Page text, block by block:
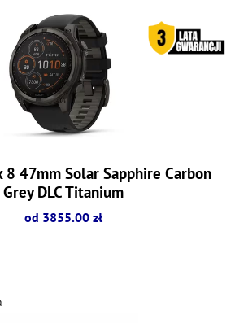
8 47mm Solar Sapphire Carbon
Grey DLC Titanium
od 3855.00 zł